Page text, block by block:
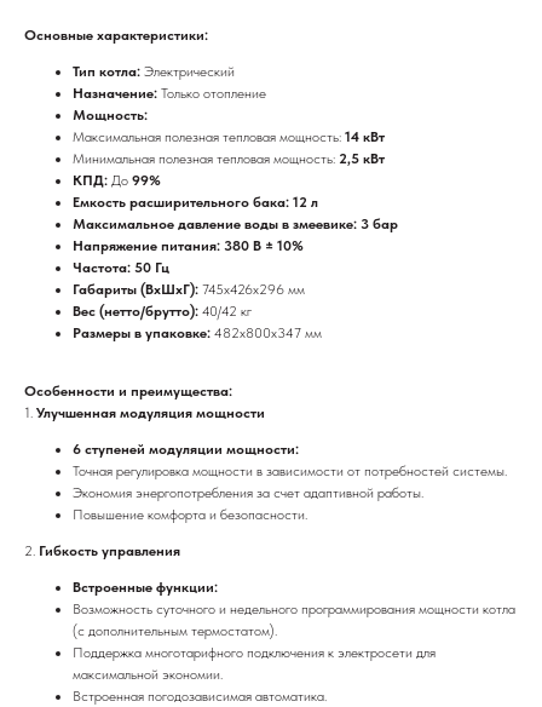
Основные характеристики:
Тип котла: Электрический
Назначение: Только отопление
Мощность:
Максимальная полезная тепловая мощность: 14 кВт
Минимальная полезная тепловая мощность: 2,5 кВт
КПД: До 99%
Емкость расширительного бака: 12 л
Максимальное давление воды в змеевике: 3 бар
Напряжение питания: 380 В ± 10%
Частота: 50 Гц
Габариты (ВхШхГ): 745х426х296 мм
Вес (нетто/брутто): 40/42 кг
Размеры в упаковке: 482х800х347 мм
Особенности и преимущества:
1. Улучшенная модуляция мощности
6 ступеней модуляции мощности:
Точная регулировка мощности в зависимости от потребностей системы.
Экономия энергопотребления за счет адаптивной работы.
Повышение комфорта и безопасности.
2. Гибкость управления
Встроенные функции:
Возможность суточного и недельного программирования мощности котла
(с дополнительным термостатом).
Поддержка многотарифного подключения к электросети для
максимальной экономии.
Встроенная погодозависимая автоматика.